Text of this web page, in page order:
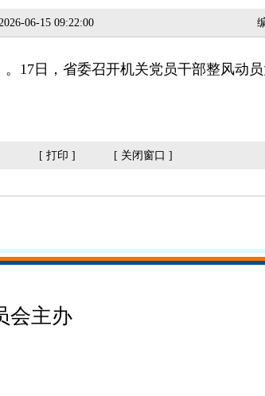
06-15 09:22:00
17日，省委召开机关党员干部整风动
[ 打印 ] [ 关闭窗口 ]
会主办